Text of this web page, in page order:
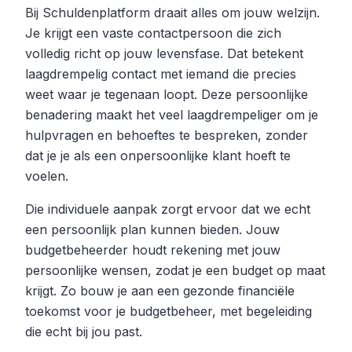
Bij Schuldenplatform draait alles om jouw welzijn.
Je krijgt een vaste contactpersoon die zich
volledig richt op jouw levensfase. Dat betekent
laagdrempelig contact met iemand die precies
weet waar je tegenaan loopt. Deze persoonlijke
benadering maakt het veel laagdrempeliger om je
hulpvragen en behoeftes te bespreken, zonder
dat je je als een onpersoonlijke klant hoeft te
voelen.
Die individuele aanpak zorgt ervoor dat we echt
een persoonlijk plan kunnen bieden. Jouw
budgetbeheerder houdt rekening met jouw
persoonlijke wensen, zodat je een budget op maat
krijgt. Zo bouw je aan een gezonde financiële
toekomst voor je budgetbeheer, met begeleiding
die echt bij jou past.